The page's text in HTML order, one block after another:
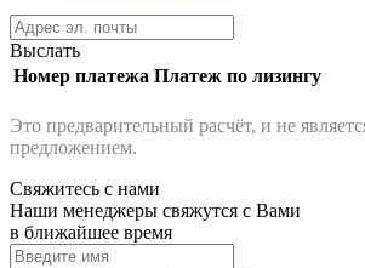
Выслать
Номер платежа Платеж по лизингу
Это предварительный расчёт, и не
предложением.
Свяжитесь с нами
Наши менеджеры свяжутся с Вами
в ближайшее время